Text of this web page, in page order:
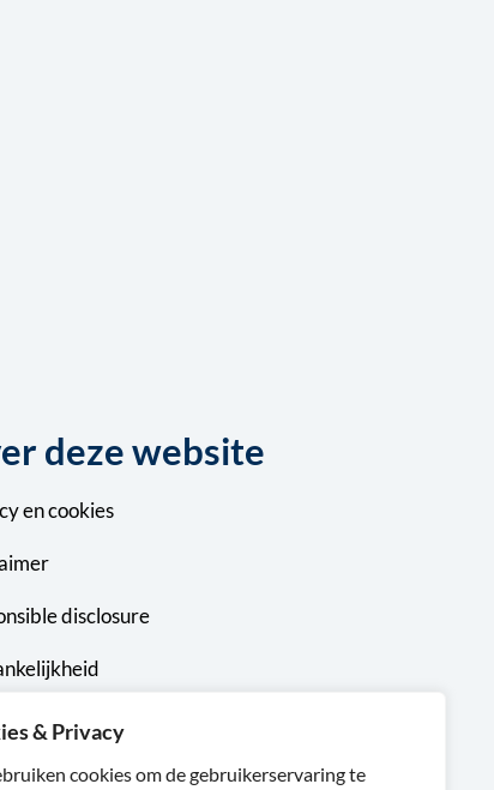
& Privacy
cookies om de gebruikerservaring te
deze website
encookies
disclosure